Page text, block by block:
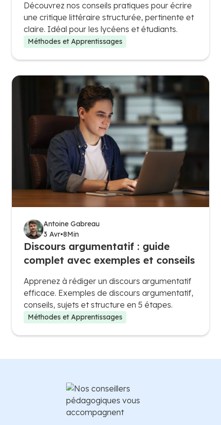
Découvrez nos conseils pratiques pour écrire
une critique littéraire structurée, pertinente et
claire. Idéal pour les lycéens et étudiants.
Méthodes et Apprentissages
Antoine Gabreau
3 Avr•8Min
Discours argumentatif : guide
complet avec exemples et conseils
Apprenez à rédiger un discours argumentatif
efficace. Exemples de discours argumentatif,
conseils, sujets et structure en 5 étapes.
Méthodes et Apprentissages